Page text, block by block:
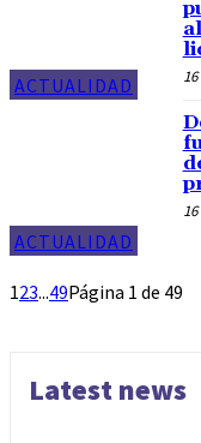
ACTUALIDAD
ACTUALIDAD
123...49Página 1 de 49
Latest news